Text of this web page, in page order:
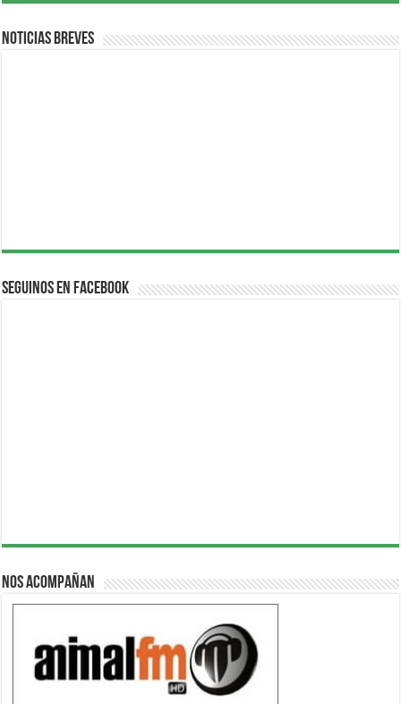
Noticias breves
Seguinos en Facebook
Nos acompañan